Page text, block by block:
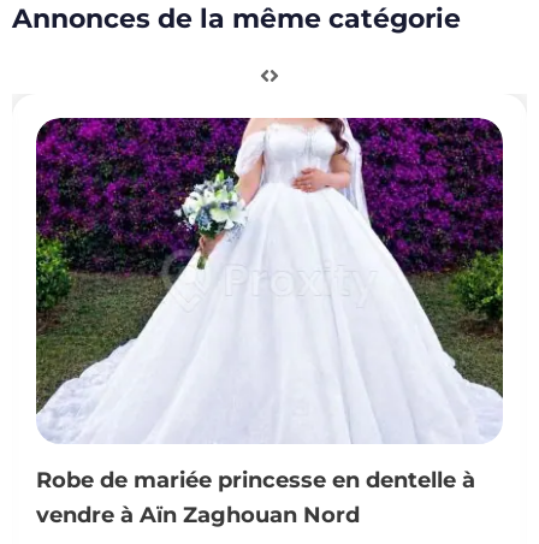
Annonces de la même catégorie
Robe de mariée princesse en dentelle à
vendre à Aïn Zaghouan Nord